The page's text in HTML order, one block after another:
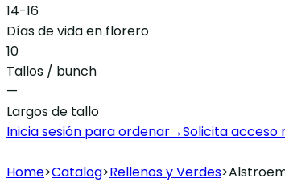
14-16
Días de vida en florero
10
Tallos / bunch
—
Largos de tallo
Inicia sesión para ordenar→Solicita acceso
Home>Catalog>Rellenos y Verdes>